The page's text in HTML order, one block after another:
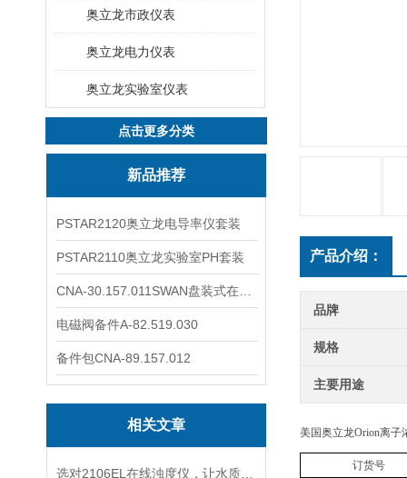
奥立龙市政仪表
奥立龙电力仪表
奥立龙实验室仪表
点击更多分类
新品推荐
PSTAR2120奥立龙电导率仪套装
PSTAR2110奥立龙实验室PH套装
电磁阀备件A-82.519.030
备件包CNA-89.157.012
相关文章
产品介绍：
品牌
规格
主要用途
美国奥立龙Orion离子
订货号